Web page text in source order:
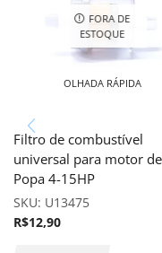
FORA DE
ESTOQUE
OLHADA RÁPIDA
Filtro de combustível
universal para motor de
Popa 4-15HP
SKU: U13475
R$12,90